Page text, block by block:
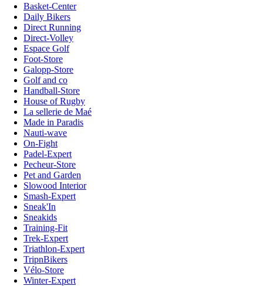
Basket-Center
Daily Bikers
Direct Running
Direct-Volley
Espace Golf
Foot-Store
Galopp-Store
Golf and co
Handball-Store
House of Rugby
La sellerie de Maé
Made in Paradis
Nauti-wave
On-Fight
Padel-Expert
Pecheur-Store
Pet and Garden
Slowood Interior
Smash-Expert
Sneak'In
Sneakids
Training-Fit
Trek-Expert
Triathlon-Expert
TripnBikers
Vélo-Store
Winter-Expert